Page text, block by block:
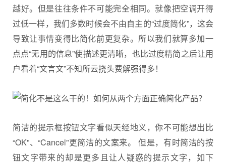
越好。但是往往条件不可能完全相同。就像把空调开得
过低一样，我们多数时候会不由自主的“过度简化”，这会
导致让事情变得比简化前更复杂。所以我们就算多加一
点点“无用的信息”使描述更清晰，也比过度精简之后让用
户看着“文言文”不知所云挠头费解强得多！
简洁的提示框按钮文字看似天经地义，你不可能想出比
“OK”、“Cancel”更简洁的文案来。 但是，有时简洁的按
钮文字带来的却是更多且让人疑惑的提示文字，如下